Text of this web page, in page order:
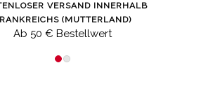
VERSAND INNERHALB
(MUTTERLAND)
Ab 50 € Bestellwert